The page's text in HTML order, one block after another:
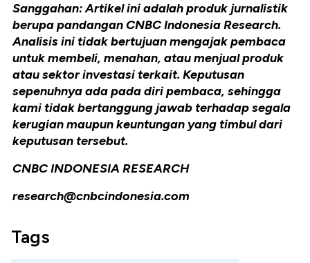
Sanggahan: Artikel ini adalah produk jurnalistik
berupa pandangan CNBC Indonesia Research.
Analisis ini tidak bertujuan mengajak pembaca
untuk membeli, menahan, atau menjual produk
atau sektor investasi terkait. Keputusan
sepenuhnya ada pada diri pembaca, sehingga
kami tidak bertanggung jawab terhadap segala
kerugian maupun keuntungan yang timbul dari
keputusan tersebut.
CNBC INDONESIA RESEARCH
research@cnbcindonesia.com
Tags